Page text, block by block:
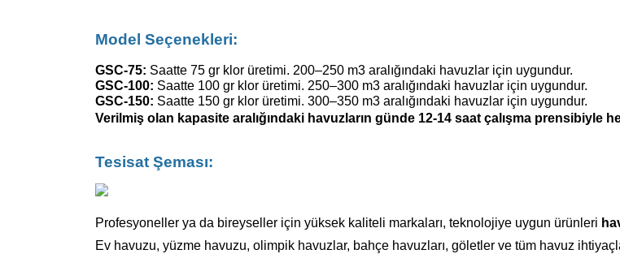
Model Seçenekleri:
GSC-75: Saatte 75 gr klor üretimi. 200–250 m3 aralığındaki havuzlar için uygundur.
GSC-100: Saatte 100 gr klor üretimi. 250–300 m3 aralığındaki havuzlar için uygundur.
GSC-150: Saatte 150 gr klor üretimi. 300–350 m3 aralığındaki havuzlar için uygundur.
Verilmiş olan kapasite aralığındaki havuzların günde 12-14 saat çalışma prensibiyle
Tesisat Şeması:
Profesyoneller ya da bireyseller için yüksek kaliteli markaları, teknolojiye uygun ürünleri
Ev havuzu, yüzme havuzu, olimpik havuzlar, bahçe havuzları, göletler ve tüm havuz